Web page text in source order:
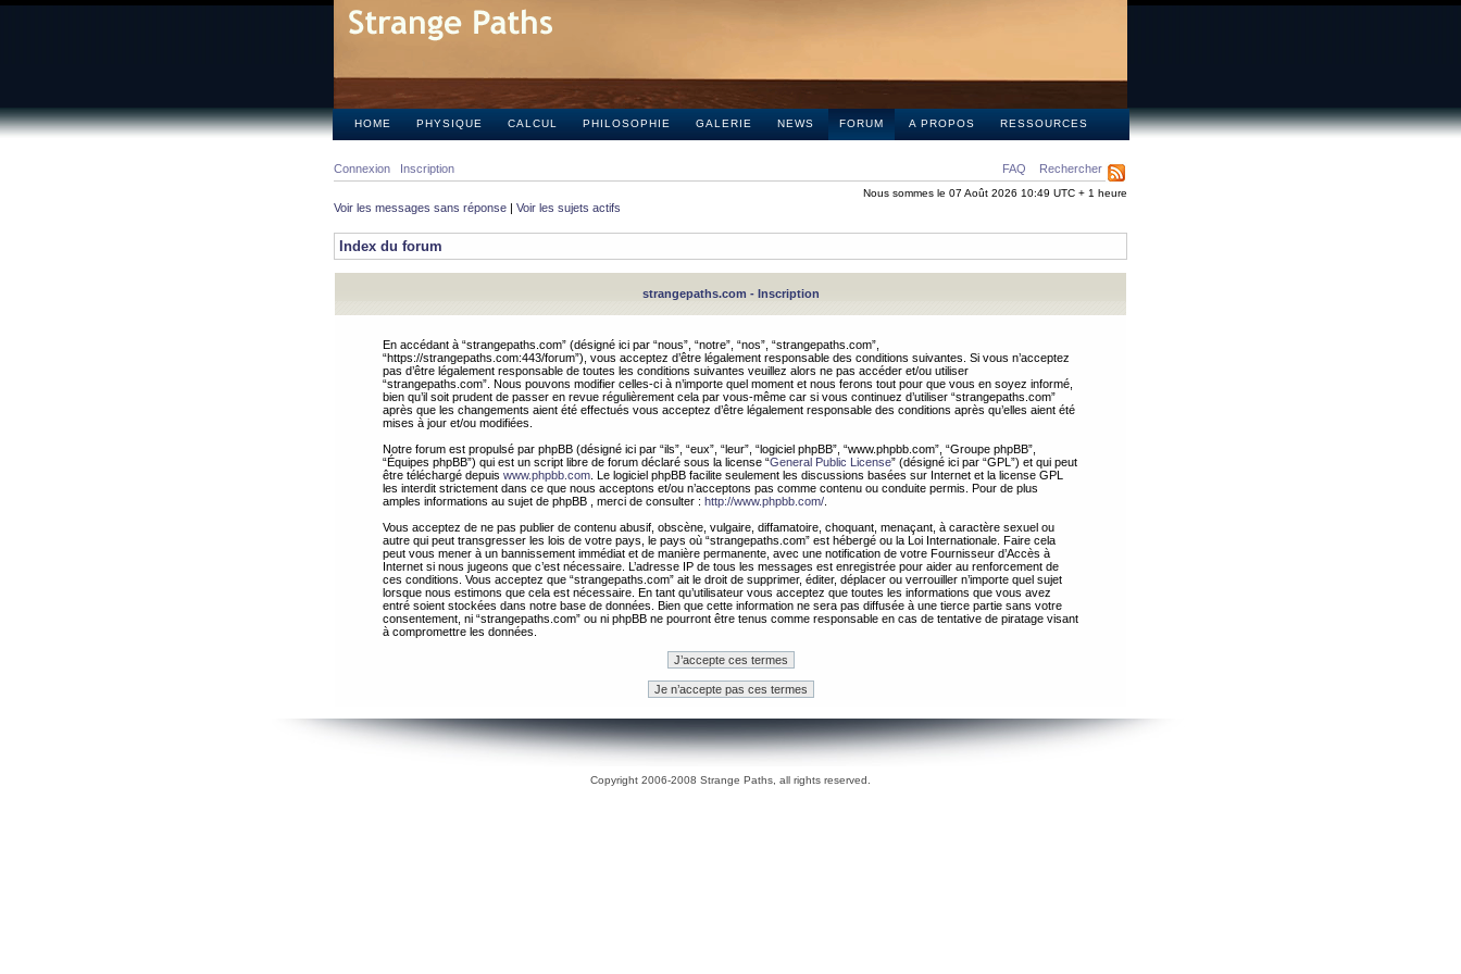
HOME PHYSIQUE CALCUL PHILOSOPHIE GALERIE NEWS FORUM A PROPOS RESSOURCES
FAQ Rechercher
Connexion Inscription
Nous sommes le 07 Août 2026 10:49 UTC + 1 heure
Voir les messages sans réponse | Voir les sujets actifs
Index du forum
strangepaths.com - Inscription
En accédant à “strangepaths.com” (désigné ici par “nous”, “notre”, “nos”, “strangepaths.com”,
“https://strangepaths.com:443/forum”), vous acceptez d’être légalement responsable des conditions suivantes. Si vous n’acceptez
pas d’être légalement responsable de toutes les conditions suivantes veuillez alors ne pas accéder et/ou utiliser
“strangepaths.com”. Nous pouvons modifier celles-ci à n’importe quel moment et nous ferons tout pour que vous en soyez informé,
bien qu’il soit prudent de passer en revue régulièrement cela par vous-même car si vous continuez d’utiliser “strangepaths.com”
après que les changements aient été effectués vous acceptez d’être légalement responsable des conditions après qu’elles aient été
mises à jour et/ou modifiées.
Notre forum est propulsé par phpBB (désigné ici par “ils”, “eux”, “leur”, “logiciel phpBB”, “www.phpbb.com”, “Groupe phpBB”,
“Équipes phpBB”) qui est un script libre de forum déclaré sous la license “General Public License” (désigné ici par “GPL”) et qui peut
être téléchargé depuis www.phpbb.com . Le logiciel phpBB facilite seulement les discussions basées sur Internet et la license GPL
les interdit strictement dans ce que nous acceptons et/ou n’acceptons pas comme contenu ou conduite permis. Pour de plus
amples informations au sujet de phpBB , merci de consulter : http://www.phpbb.com/
Vous acceptez de ne pas publier de contenu abusif, obscène, vulgaire, diffamatoire, choquant, menaçant, à caractère sexuel ou
autre qui peut transgresser les lois de votre pays, le pays où “strangepaths.com” est hébergé ou la Loi Internationale. Faire cela
peut vous mener à un bannissement immédiat et de manière permanente, avec une notification de votre Fournisseur d’Accès à
Internet si nous jugeons que c’est nécessaire. L’adresse IP de tous les messages est enregistrée pour aider au renforcement de
ces conditions. Vous acceptez que “strangepaths.com” ait le droit de supprimer, éditer, déplacer ou verrouiller n’importe quel sujet
lorsque nous estimons que cela est nécessaire. En tant qu’utilisateur vous acceptez que toutes les informations que vous avez
entré soient stockées dans notre base de données. Bien que cette information ne sera pas diffusée à une tierce partie sans votre
consentement, ni “strangepaths.com” ou ni phpBB ne pourront être tenus comme responsable en cas de tentative de piratage visant
à compromettre les données.
Copyright 2006-2008 Strange Paths, all rights reserved.